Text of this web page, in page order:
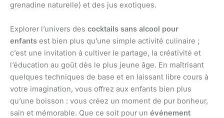
grenadine naturelle) et des jus exotiques.
Explorer l’univers des cocktails sans alcool pour
enfants est bien plus qu’une simple activité culinaire ;
c’est une invitation à cultiver le partage, la créativité et
l’éducation au goût dès le plus jeune âge. En maîtrisant
quelques techniques de base et en laissant libre cours à
votre imagination, vous offrez aux enfants bien plus
qu’une boisson : vous créez un moment de pur bonheur,
sain et mémorable. Que ce soit pour un événement